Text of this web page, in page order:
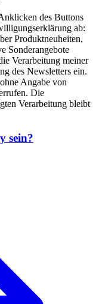
des Buttons
ab:
Produktneuheiten,
Sonderangebote
Verarbeitung meiner
des Newsletters ein.
Angabe von
Die
Verarbeitung bleibt
sein?